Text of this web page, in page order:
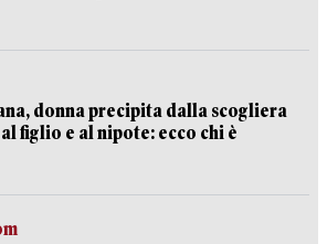
donna precipita dalla scogliera
figlio e al nipote: ecco chi è